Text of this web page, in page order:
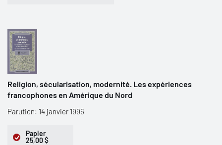
Religion, sécularisation, modernité. Les expériences
francophones en Amérique du Nord
Parution: 14 janvier 1996
Papier
25,00 $